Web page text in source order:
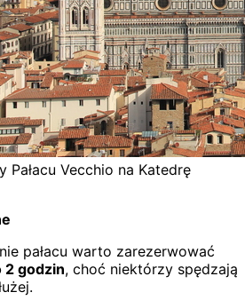
Pałacu Vecchio na Katedrę
pałacu warto zarezerwować
2 godzin, choć niektórzy spędzają